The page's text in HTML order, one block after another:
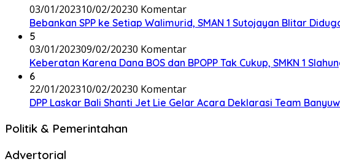
03/01/202310/02/20230 Komentar
Bebankan SPP ke Setiap Walimurid, SMAN 1 Sutojayan Blitar
5
03/01/202309/02/20230 Komentar
Keberatan Karena Dana BOS dan BPOPP Tak Cukup, SMKN 1
6
22/01/202310/02/20230 Komentar
DPP Laskar Bali Shanti Jet Lie Gelar Acara Deklarasi Team
Politik & Pemerintahan
Advertorial